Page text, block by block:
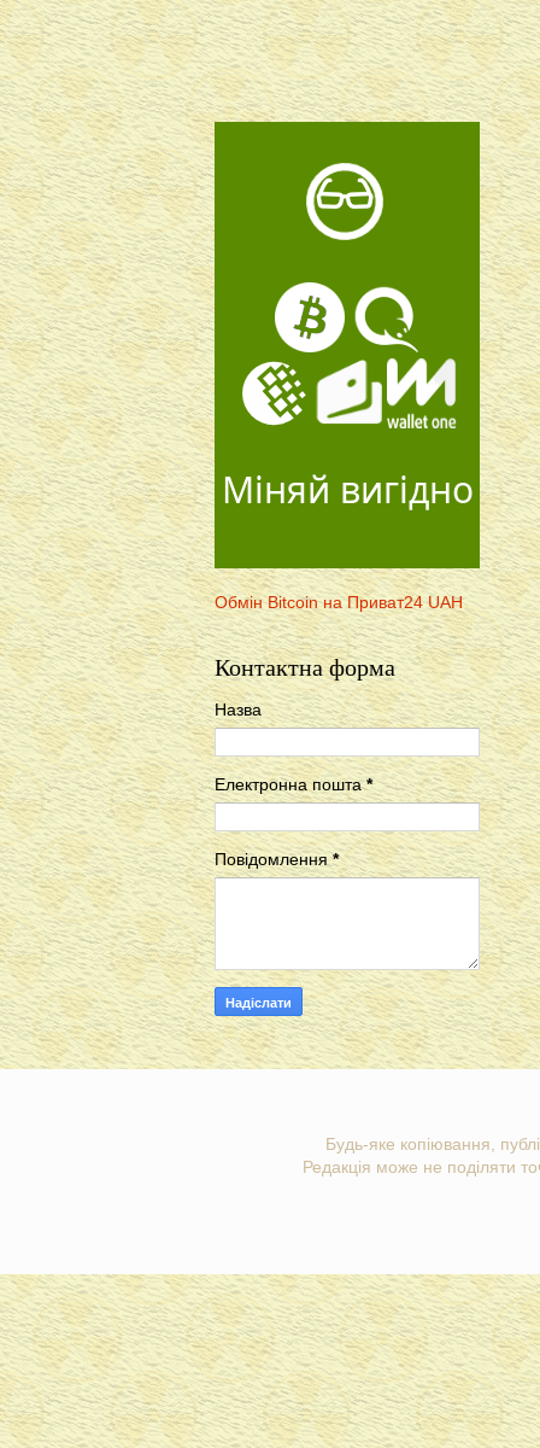
Міняй вигідно
Обмін Bitcoin на Приват24 UAH
Контактна форма
Назва
Електронна пошта*
Повідомлення*
Будь-яке копіювання,
Редакція може не поділяти